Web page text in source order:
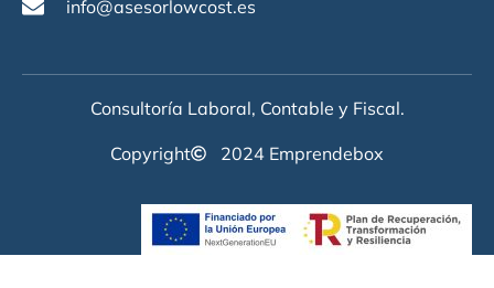
info@asesorlowcost.es
Consultoría Laboral, Contable y Fiscal.
Copyright 2024 Emprendebox